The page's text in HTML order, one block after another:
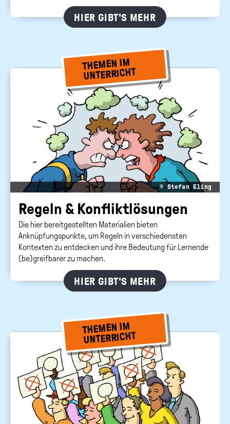
HIER GIBT'S MEHR
THEMEN IM
UNTERRICHT
© Stefan Eling
Re­geln & Kon­flikt­lö­sun­gen
Die hier bereitgestellten Materialien bieten
Anknüpfungspunkte, um Regeln in verschiedensten
Kontexten zu entdecken und ihre Bedeutung für Lernende
(be)greifbarer zu machen.
HIER GIBT'S MEHR
THEMEN IM
UNTERRICHT